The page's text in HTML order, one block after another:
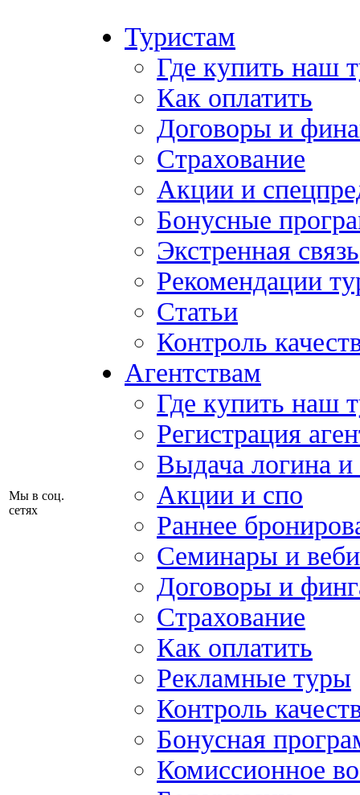
Мы в соц.
сетях
Туристам
Где купить наш
Как оплатить
Договоры и
Страхование
Акции и
Бонусные
Экстренная связь
Рекомендации
Статьи
Контроль
Агентствам
Где купить наш
Регистрация
Выдача логина и
Акции и спо
Раннее
Семинары и
Договоры и
Страхование
Как оплатить
Рекламные туры
Контроль
Бонусная
Комиссионное